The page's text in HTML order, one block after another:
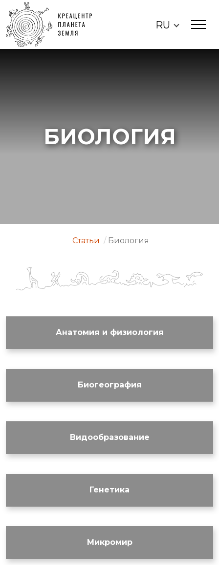
RU
БИОЛОГИЯ
Статьи / Биология
Анатомия и физиология
Биогеография
Видообразование
Генетика
Микромир